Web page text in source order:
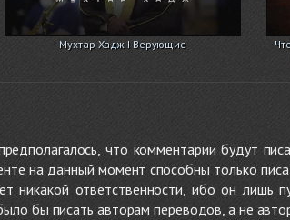
Мухтар Хадж I Верующие
что комментарии будут
на данный момент способны только
никакой ответственности, ибо он лишь
бы писать авторам переводов, а не